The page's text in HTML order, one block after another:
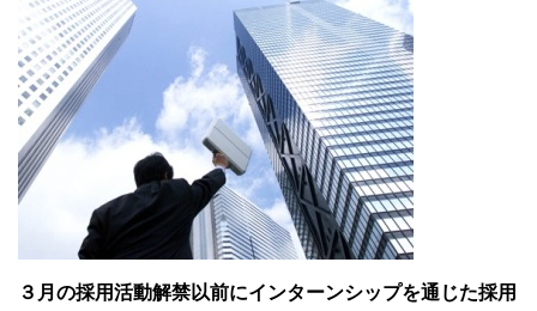
３月の採用活動解禁以前にインターンシップを通じた採用